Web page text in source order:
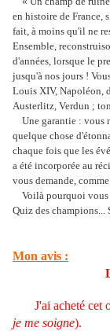
en histoire de France,
fait, à moins qu'il ne
Ensemble,
d'années, lorsque le
jusqu'à nos jours !
Louis XIV, Napoléon,
Austerlitz, Verdun ;
Une garantie : vous
quelque chose
chaque fois que les
a été incorporée au
vous demande,
Voilà pourquoi vous
Quiz des champions...
Mon avis :
J'ai acheté cet
je me soigne).